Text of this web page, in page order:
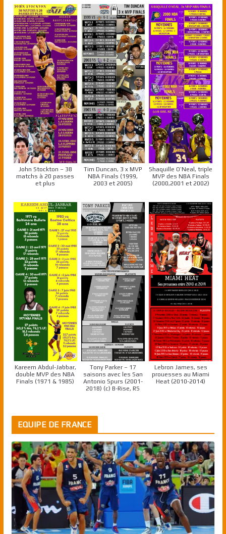
John Stockton – 38
matchs à 20 passes
et plus
Tim Duncan, 3 x MVP
NBA Finals (1999,
2003 et 2005)
Shaquille O’Neal, triple
MVP des NBA Finals
(2000,2001 et 2002)
Kareem Abdul-Jabbar,
double MVP des NBA
Finals (1971 & 1985)
Tony Parker – 17
saisons avec les San
Antonio Spurs (2001-
2018) (c) B-Rise, RS
Lebron James, ses
prouesses au Miami
Heat (2010-2014)
EQUIPE DE FRANCE